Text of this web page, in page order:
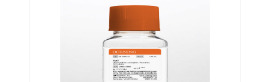
Instrumentation